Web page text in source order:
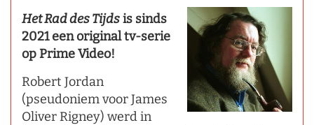
Het Rad des Tijdsis sinds
2021 een original tv-serie
op Prime Video!
Robert Jordan
(pseudoniem voor James
Oliver Rigney) werd in